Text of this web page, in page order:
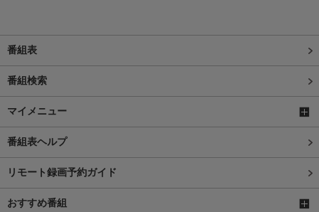
番組表
番組検索
マイメニュー
番組表ヘルプ
リモート録画予約ガイド
おすすめ番組